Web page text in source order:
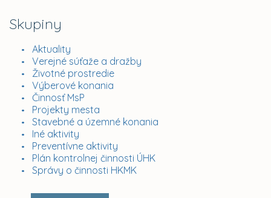
Skupiny
Aktuality
Verejné súťaže a dražby
Životné prostredie
Výberové konania
Činnosť MsP
Projekty mesta
Stavebné a územné konania
Iné aktivity
Preventívne aktivity
Plán kontrolnej činnosti ÚHK
Správy o činnosti HKMK